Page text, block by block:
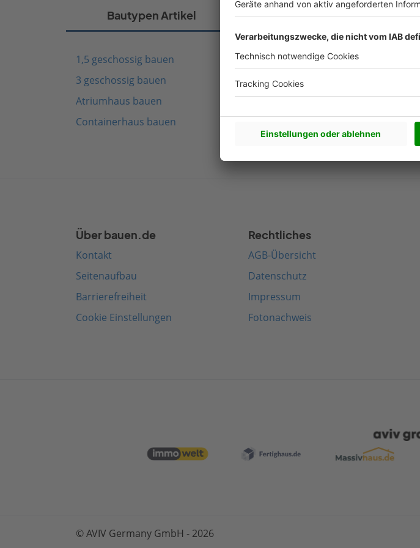
Bautypen Artikel Nachhaltigkeit Artikel
1,5 geschossig bauen
3 geschossig bauen
Atriumhaus bauen
Containerhaus bauen
Fachwerkhaus bauen
Schwedenhaus bauen
Modernes Haus bauen
Über bauen.de
Kontakt
Seitenaufbau
Barrierefreiheit
Cookie Einstellungen
Rechtliches
AGB-Übersicht
Datenschutz
Impressum
Fotonachweis
© AVIV Germany GmbH - 2026